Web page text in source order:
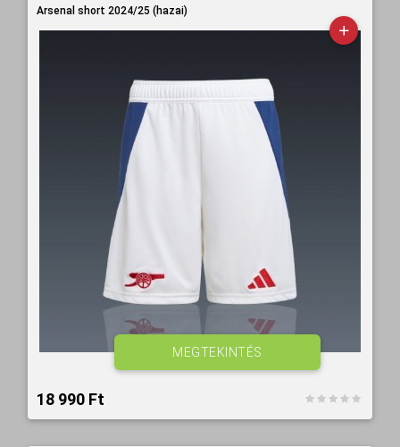
Arsenal short 2024/25 (hazai)
18 990 Ft‎
MEGTEKINTÉS